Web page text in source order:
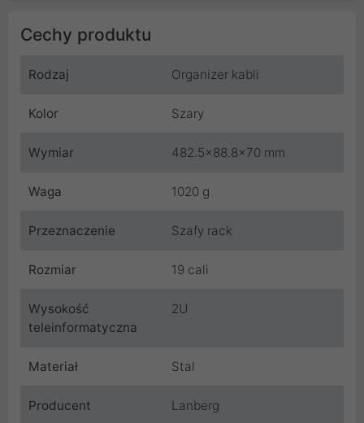
Cechy produktu
Rodzaj Organizer kabli
Kolor Szary
Wymiar 482.5x88.8x70 mm
Waga 1020 g
Przeznaczenie Szafy rack
Rozmiar 19 cali
Wysokość
teleinformatyczna
2U
Materiał Stal
Producent Lanberg